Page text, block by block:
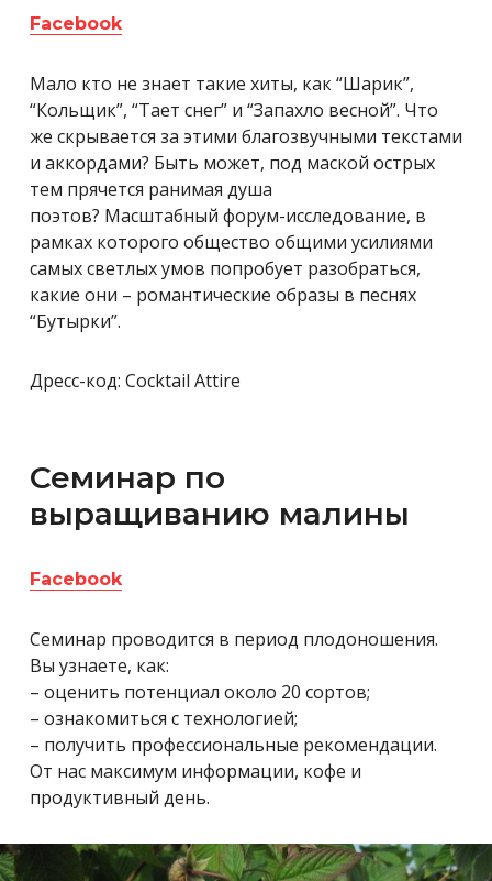
Facebook
Мало кто не знает такие хиты, как “Шарик”,
“Кольщик”, “Тает снег” и “Запахло весной”. Что
же скрывается за этими благозвучными текстами
и аккордами? Быть может, под маской острых
тем прячется ранимая душа
поэтов? Масштабный форум-исследование, в
рамках которого общество общими усилиями
самых светлых умов попробует разобраться,
какие они – романтические образы в песнях
“Бутырки”.
Дресс-код: Cocktail Attire
Семинар по
выращиванию малины
Facebook
Семинар проводится в период плодоношения.
Вы узнаете, как:
– оценить потенциал около 20 сортов;
– ознакомиться с технологией;
– получить профессиональные рекомендации.
От нас максимум информации, кофе и
продуктивный день.